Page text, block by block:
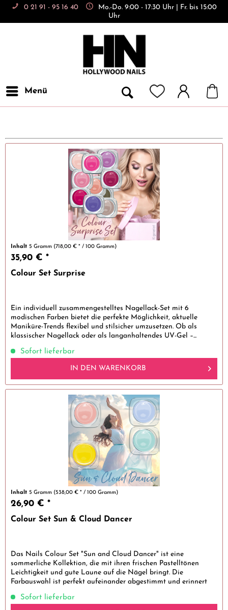
0 21 91 - 95 16 40
Mo.-Do. 9:00 - 17:30 Uhr | Fr. bis 15:00
Uhr
Menü
Inhalt 5 Gramm (718,00 € * / 100 Gramm)
35,90 € *
Colour Set Surprise
Ein individuell zusammengestelltes Nagellack-Set mit 6
modischen Farben bietet die perfekte Möglichkeit, aktuelle
Maniküre-Trends flexibel und stilsicher umzusetzen. Ob als
klassischer Nagellack oder als langanhaltendes UV-Gel –...
Sofort lieferbar
IN DEN WARENKORB
Inhalt 5 Gramm (538,00 € * / 100 Gramm)
26,90 € *
Colour Set Sun & Cloud Dancer
Das Nails Colour Set "Sun and Cloud Dancer" ist eine
sommerliche Kollektion, die mit ihren frischen Pastelltönen
Leichtigkeit und gute Laune auf die Nägel bringt. Die
Farbauswahl ist perfekt aufeinander abgestimmt und erinnert
Sofort lieferbar